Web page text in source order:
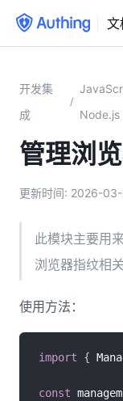
文
开发集
成
/
Node.js
管理浏
更新时间: 2026-
此模块主要用
浏览器指纹相
使用方法：
import {
const